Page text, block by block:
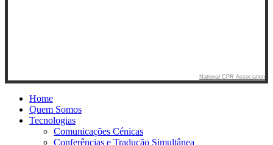
National CPR Association
Home
Quem Somos
Tecnologias
Comunicações Cénicas
Conferências e Tradução Simultânea